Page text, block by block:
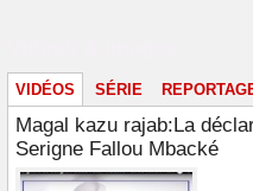
VIDÉOS SÉRIE
Magal kazu rajab:La
Serigne Fallou Mbacké